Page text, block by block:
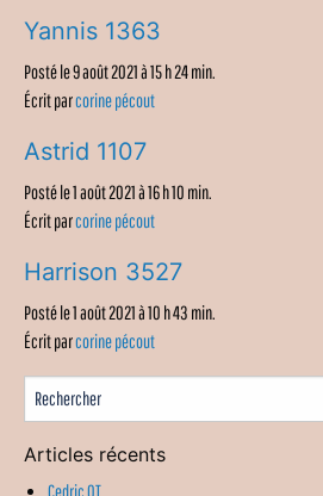
Yannis 1363
Posté le 9 août 2021 à 15 h 24 min.
Écrit parcorine pécout
Astrid 1107
Posté le 1 août 2021 à 16 h 10 min.
Écrit parcorine pécout
Harrison 3527
Posté le 1 août 2021 à 10 h 43 min.
Écrit parcorine pécout
Articles récents
Cedric OT